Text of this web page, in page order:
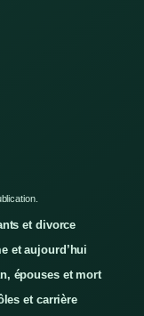
et divorce
et aujourd’hui
épouses et mort
et carrière